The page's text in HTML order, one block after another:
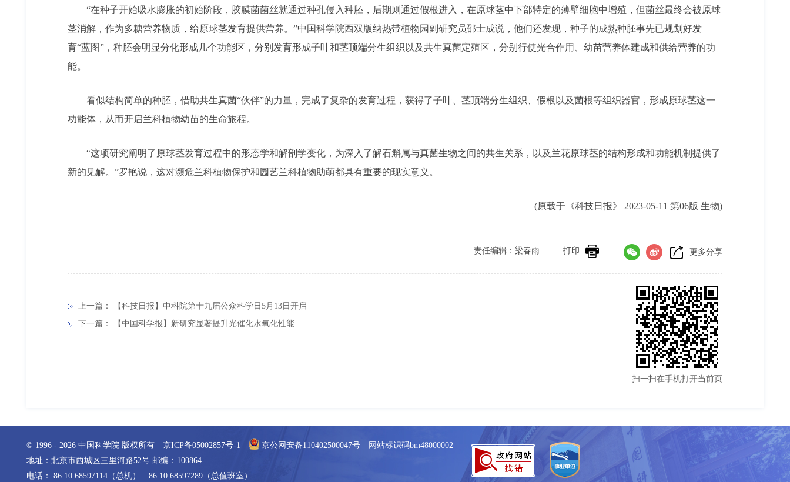
“在种子开始吸水膨胀的初始阶段，胶膜菌菌丝就通过种孔侵入种胚，后期则通过假根进入，在原球茎中下部特定的薄壁细胞中增殖，但菌丝最终会被原球
茎消解，作为多糖营养物质，给原球茎发育提供营养。”中国科学院西双版纳热带植物园副研究员邵士成说，他们还发现，种子的成熟种胚事先已规划好发
育“蓝图”，种胚会明显分化形成几个功能区，分别发育形成子叶和茎顶端分生组织以及共生真菌定殖区，分别行使光合作用、幼苗营养体建成和供给营养的功
能。
看似结构简单的种胚，借助共生真菌“伙伴”的力量，完成了复杂的发育过程，获得了子叶、茎顶端分生组织、假根以及菌根等组织器官，形成原球茎这一
功能体，从而开启兰科植物幼苗的生命旅程。
“这项研究阐明了原球茎发育过程中的形态学和解剖学变化，为深入了解石斛属与真菌生物之间的共生关系，以及兰花原球茎的结构形成和功能机制提供了
新的见解。”罗艳说，这对濒危兰科植物保护和园艺兰科植物助萌都具有重要的现实意义。
(原载于《科技日报》 2023-05-11 第06版 生物)
更多分享
打印
责任编辑：梁春雨
上一篇：
【科技日报】中科院第十九届公众科学日5月13日开启
下一篇：
【中国科学报】新研究显著提升光催化水氧化性能
扫一扫在手机打开当前页
© 1996 - 2026 中国科学院 版权所有 京ICP备05002857号-1
京公网安备110402500047号 网站标识码bm48000002
地址：北京市西城区三里河路52号 邮编：100864
电话： 86 10 68597114（总机） 86 10 68597289（总值班室）